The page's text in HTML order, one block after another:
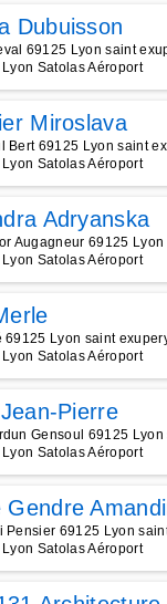
Dubuisson
69125 Lyon saint
Satolas Aéroport
Miroslava
Bert 69125 Lyon saint
Satolas Aéroport
Adryanska
Augagneur 69125
Satolas Aéroport
69125 Lyon saint
Satolas Aéroport
Pierre
Gensoul 69125
Satolas Aéroport
Gendre
Pensier 69125 Lyon
Satolas Aéroport